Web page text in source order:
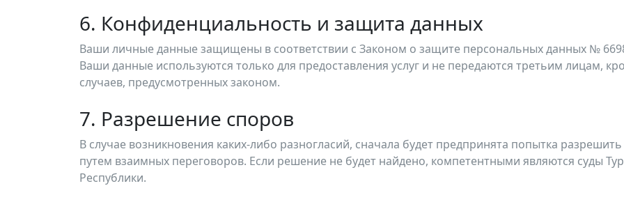
6. Конфиденциальность и защита данных
Ваши личные данные защищены в соответствии с Законом о защите персональных данных №
Ваши данные используются только для предоставления услуг и не передаются третьим лицам,
случаев, предусмотренных законом.
7. Разрешение споров
В случае возникновения каких-либо разногласий, сначала будет предпринята попытка
путем взаимных переговоров. Если решение не будет найдено, компетентными являются суды
Республики.